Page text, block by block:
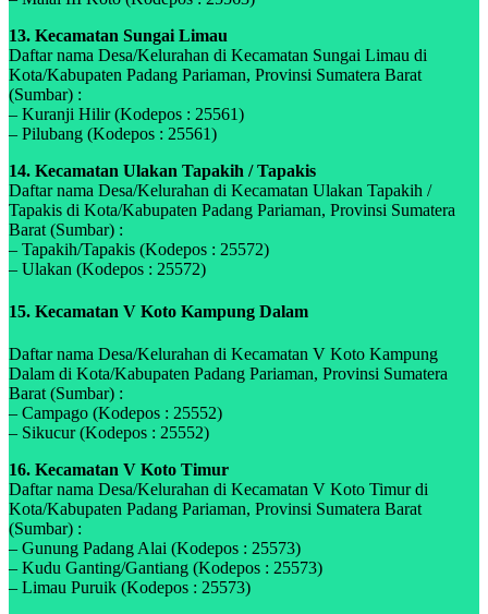
13. Kecamatan Sungai Limau
Daftar nama Desa/Kelurahan di Kecamatan Sungai Limau di
Kota/Kabupaten Padang Pariaman, Provinsi Sumatera Barat
(Sumbar) :
– Kuranji Hilir (Kodepos : 25561)
– Pilubang (Kodepos : 25561)
14. Kecamatan Ulakan Tapakih / Tapakis
Daftar nama Desa/Kelurahan di Kecamatan Ulakan Tapakih /
Tapakis di Kota/Kabupaten Padang Pariaman, Provinsi Sumatera
Barat (Sumbar) :
– Tapakih/Tapakis (Kodepos : 25572)
– Ulakan (Kodepos : 25572)
15. Kecamatan V Koto Kampung Dalam
Daftar nama Desa/Kelurahan di Kecamatan V Koto Kampung
Dalam di Kota/Kabupaten Padang Pariaman, Provinsi Sumatera
Barat (Sumbar) :
– Campago (Kodepos : 25552)
– Sikucur (Kodepos : 25552)
16. Kecamatan V Koto Timur
Daftar nama Desa/Kelurahan di Kecamatan V Koto Timur di
Kota/Kabupaten Padang Pariaman, Provinsi Sumatera Barat
(Sumbar) :
– Gunung Padang Alai (Kodepos : 25573)
– Kudu Ganting/Gantiang (Kodepos : 25573)
– Limau Puruik (Kodepos : 25573)